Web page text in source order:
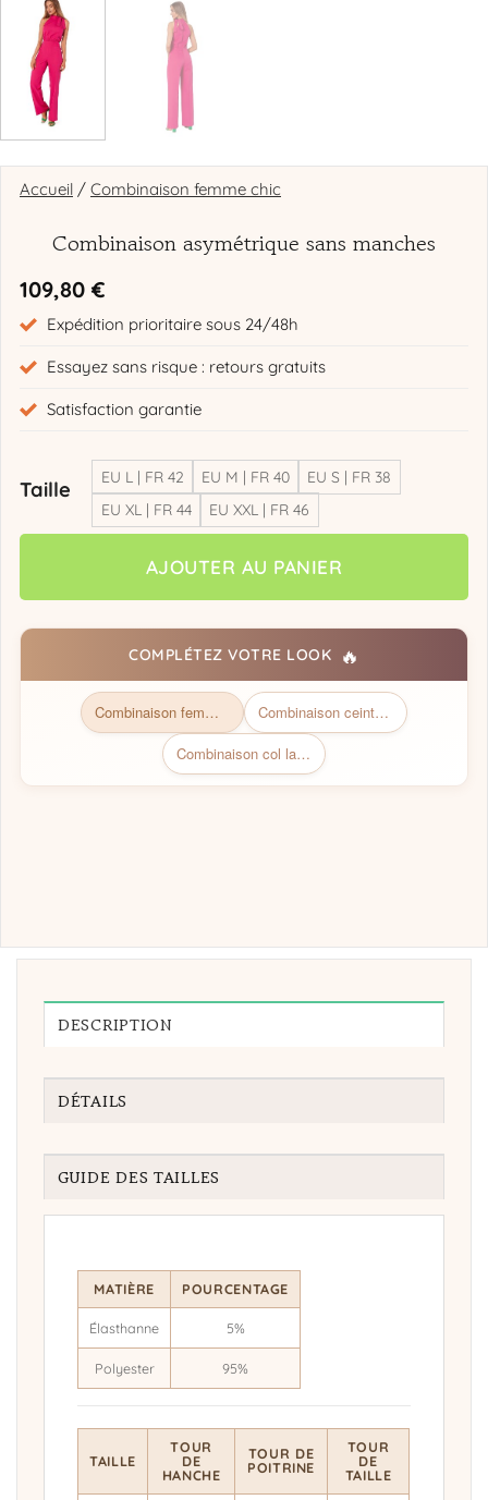
Accueil / Combinaison femme chic
Combinaison asymétrique sans manches
109,80 €
Expédition prioritaire sous 24/48h
Essayez sans risque : retours gratuits
Satisfaction garantie
Taille EU L | FR 42 EU M | FR 40
EU S | FR 38
EU XL | FR 44
EU XXL | FR 46
AJOUTER AU PANIER
COMPLÉTEZ VOTRE LOOK 🔥
Combinaison femme chic
Combinaison ceinture beige
Combinaison col large
DESCRIPTION
DÉTAILS
GUIDE DES TAILLES
MATIÈRE POURCENTAGE
Élasthanne 5%
Polyester 95%
TAILLE
TOUR
DE
HANCHE
TOUR DE
POITRINE
TOUR
DE
TAILLE